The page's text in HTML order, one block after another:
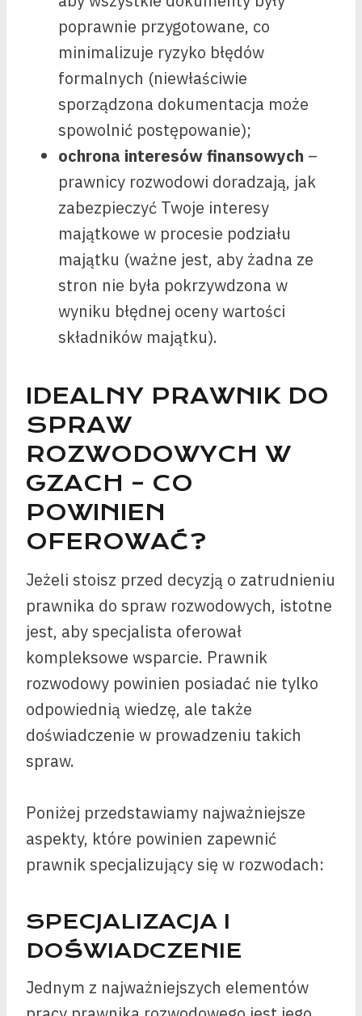
poprawnie przygotowane, co
minimalizuje ryzyko błędów
formalnych (niewłaściwie
sporządzona dokumentacja może
spowolnić postępowanie);
ochrona interesów finansowych –
prawnicy rozwodowi doradzają, jak
zabezpieczyć Twoje interesy
majątkowe w procesie podziału
majątku (ważne jest, aby żadna ze
stron nie była pokrzywdzona w
wyniku błędnej oceny wartości
składników majątku).
IDEALNY PRAWNIK DO
SPRAW
ROZWODOWYCH W
GZACH – CO
POWINIEN
OFEROWAĆ?
Jeżeli stoisz przed decyzją o zatrudnieniu
prawnika do spraw rozwodowych, istotne
jest, aby specjalista oferował
kompleksowe wsparcie. Prawnik
rozwodowy powinien posiadać nie tylko
odpowiednią wiedzę, ale także
doświadczenie w prowadzeniu takich
spraw.
Poniżej przedstawiamy najważniejsze
aspekty, które powinien zapewnić
prawnik specjalizujący się w rozwodach:
SPECJALIZACJA I
DOŚWIADCZENIE
Jednym z najważniejszych elementów